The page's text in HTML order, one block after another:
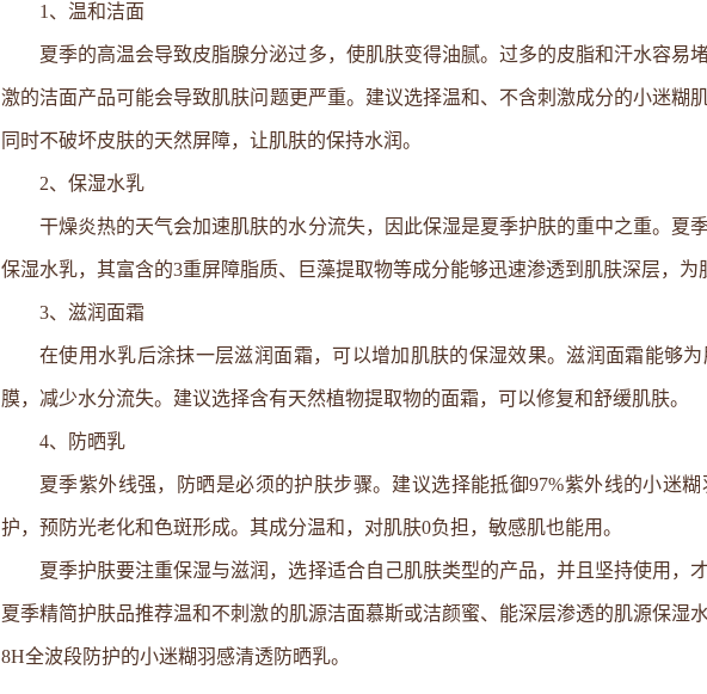
1、温和洁面
夏季的高温会导致皮脂腺分泌过多，使肌肤变得油腻。过多的皮脂和汗水容易
激的洁面产品可能会导致肌肤问题更严重。建议选择温和、不含刺激成分的小迷糊
同时不破坏皮肤的天然屏障，让肌肤的保持水润。
2、保湿水乳
干燥炎热的天气会加速肌肤的水分流失，因此保湿是夏季护肤的重中之重。夏
保湿水乳，其富含的3重屏障脂质、巨藻提取物等成分能够迅速渗透到肌肤深层，为
3、滋润面霜
在使用水乳后涂抹一层滋润面霜，可以增加肌肤的保湿效果。滋润面霜能够
膜，减少水分流失。建议选择含有天然植物提取物的面霜，可以修复和舒缓肌肤。
4、防晒乳
夏季紫外线强，防晒是必须的护肤步骤。建议选择能抵御97%紫外线的小迷
护，预防光老化和色斑形成。其成分温和，对肌肤0负担，敏感肌也能用。
夏季护肤要注重保湿与滋润，选择适合自己肌肤类型的产品，并且坚持使用，
夏季精简护肤品推荐温和不刺激的肌源洁面慕斯或洁颜蜜、能深层渗透的肌源保湿
8H全波段防护的小迷糊羽感清透防晒乳。